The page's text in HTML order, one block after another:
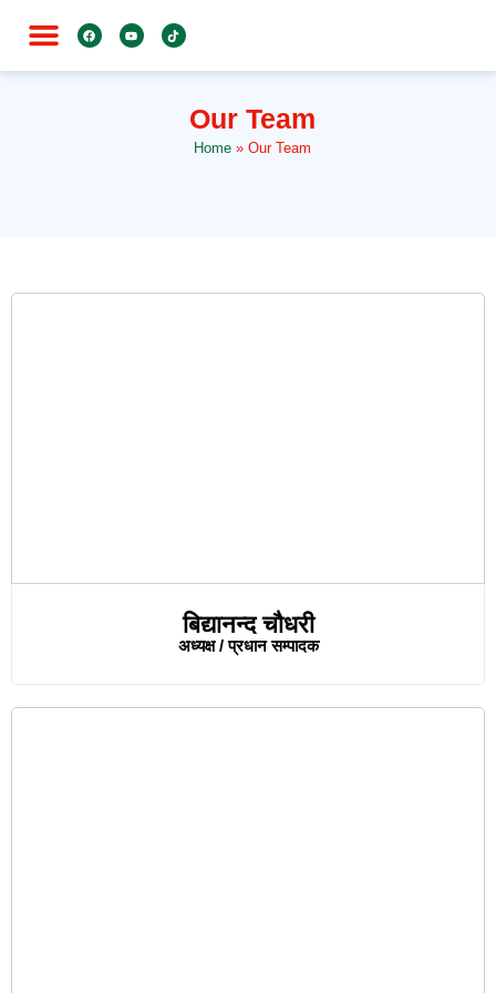
Our Team
Home » Our Team
बिद्यानन्द चौधरी
अध्यक्ष / प्रधान सम्पादक